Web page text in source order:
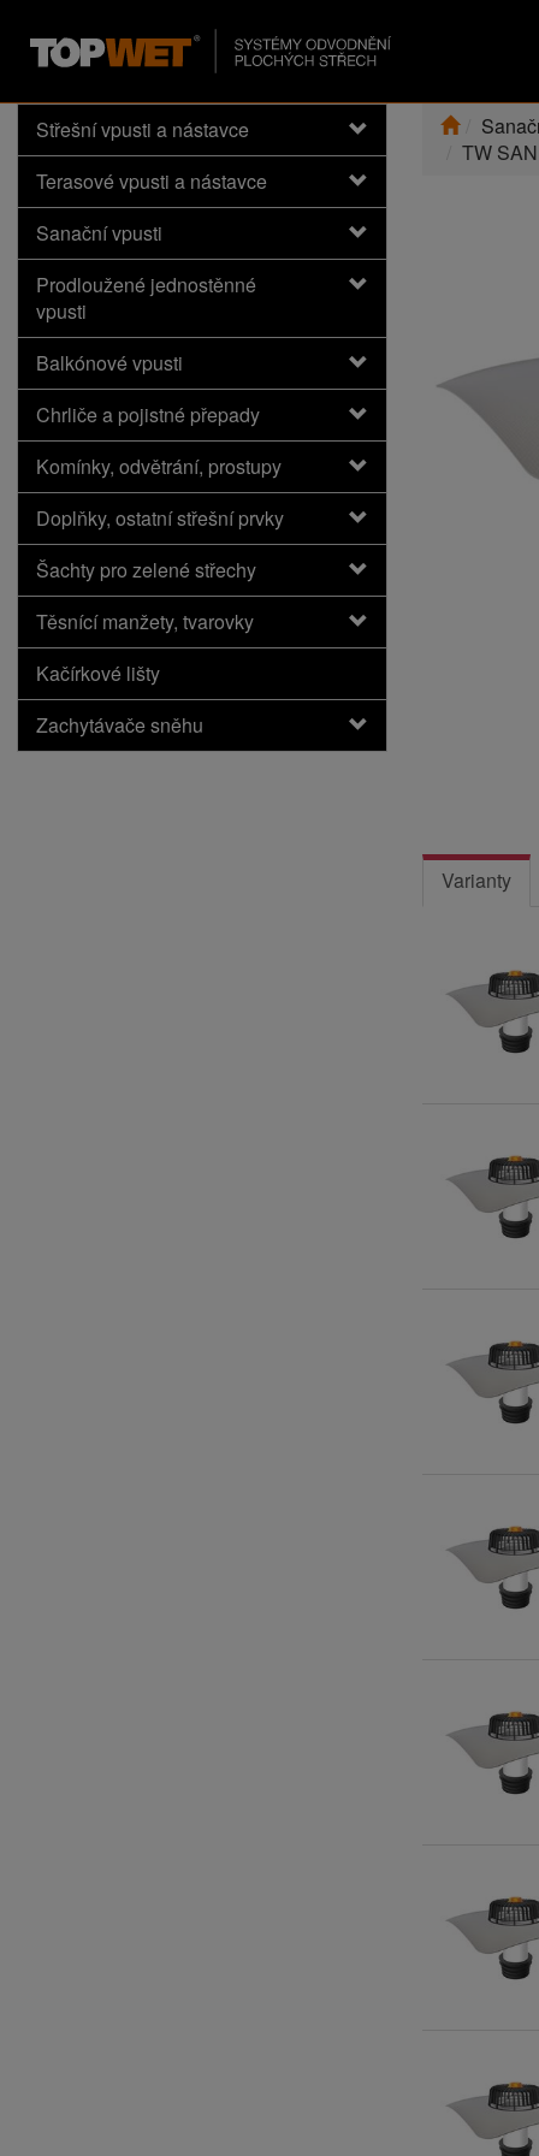
Střešní vpusti a nástavce
Terasové vpusti a nástavce
Sanační vpusti
Prodloužené jednostěnné
vpusti
Balkónové vpusti
Chrliče a pojistné přepady
Komínky, odvětrání, prostupy
Doplňky, ostatní střešní prvky
Šachty pro zelené střechy
Těsnící manžety, tvarovky
Kačírkové lišty
Zachytávače sněhu
TW
Varianty